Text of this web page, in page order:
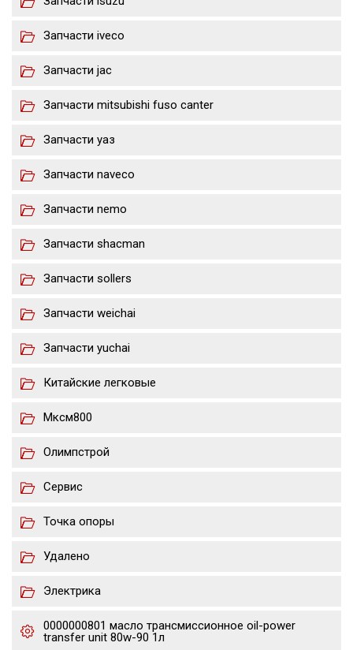
Запчасти iveco
Запчасти jac
Запчасти mitsubishi fuso canter
Запчасти уаз
Запчасти naveco
Запчасти nemo
Запчасти shacman
Запчасти sollers
Запчасти weichai
Запчасти yuchai
Китайские легковые
Мксм800
Олимпстрой
Сервис
Точка опоры
Удалено
Электрика
0000000801 масло трансмиссионное oil-power
transfer unit 80w-90 1л